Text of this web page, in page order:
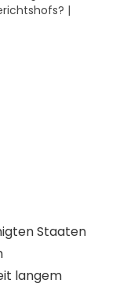
Staaten
langem